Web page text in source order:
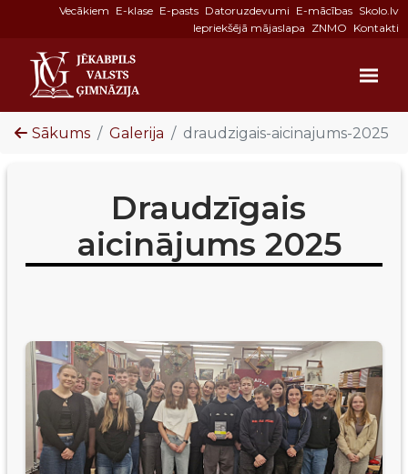
Vecākiem E-klase E-pasts Datoruzdevumi E-mācības Skolo.lv
Iepriekšējā mājaslapa ZNMO Kontakti
Sākums Galerija draudzigais-aicinajums-2025
Draudzīgais
aicinājums 2025